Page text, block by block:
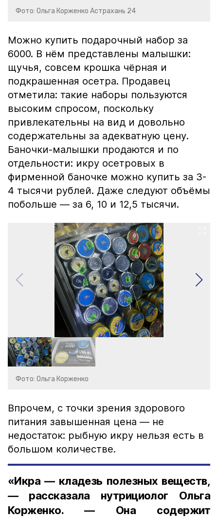
Фото: Ольга Корженко Астрахань 24
Можно купить подарочный набор за
6000. В нём представлены малышки:
щучья, совсем крошка чёрная и
подкрашенная осетра. Продавец
отметила: такие наборы пользуются
высоким спросом, поскольку
привлекательны на вид и довольно
содержательны за адекватную цену.
Баночки-малышки продаются и по
отдельности: икру осетровых в
фирменной баночке можно купить за 3-
4 тысячи рублей. Даже следуют объёмы
побольше — за 6, 10 и 12,5 тысячи.
Фото: Ольга Корженко
Впрочем, с точки зрения здорового
питания завышенная цена — не
недостаток: рыбную икру нельзя есть в
большом количестве.
«Икра — кладезь полезных веществ,
— рассказала нутрициолог Ольга
Корженко. — Она содержит